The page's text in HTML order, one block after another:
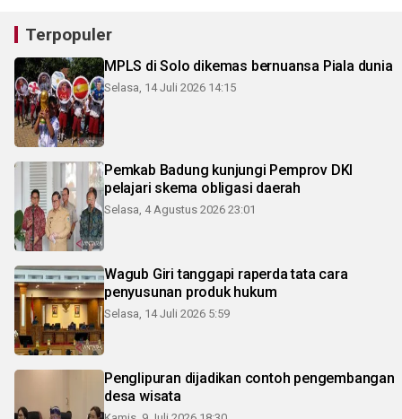
Terpopuler
MPLS di Solo dikemas bernuansa Piala dunia
Selasa, 14 Juli 2026 14:15
Pemkab Badung kunjungi Pemprov DKI
pelajari skema obligasi daerah
Selasa, 4 Agustus 2026 23:01
Wagub Giri tanggapi raperda tata cara
penyusunan produk hukum
Selasa, 14 Juli 2026 5:59
Penglipuran dijadikan contoh pengembangan
desa wisata